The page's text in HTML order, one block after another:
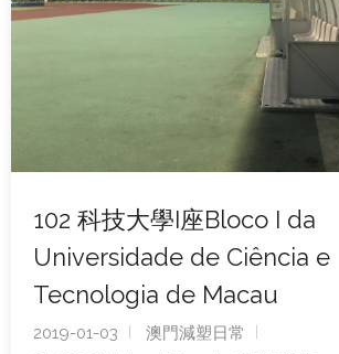
102 科技大學I座Bloco I da
Universidade de Ciência e
Tecnologia de Macau
2019-01-03
澳門減塑日常